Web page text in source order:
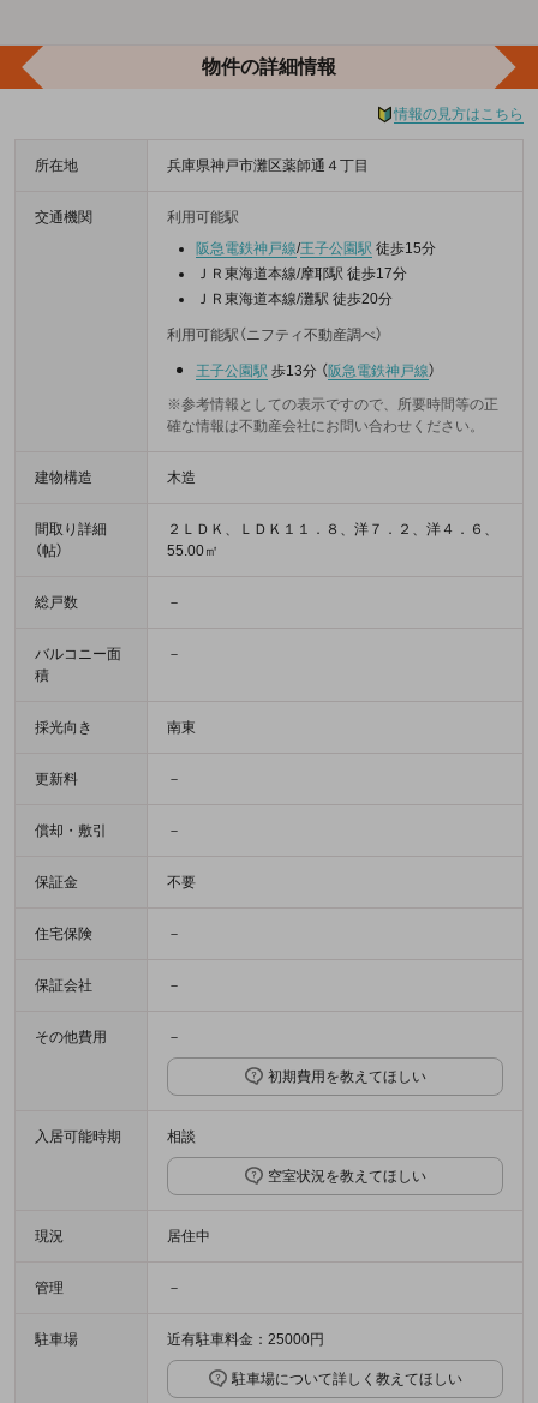
物件の詳細情報
情報の見方はこちら
所在地 兵庫県神戸市灘区薬師通４丁目
交通機関
利用可能駅
阪急電鉄神戸線/王子公園駅 徒歩15分
ＪＲ東海道本線/摩耶駅 徒歩17分
ＪＲ東海道本線/灘駅 徒歩20分
利用可能駅（ニフティ不動産調べ）
王子公園駅 歩13分 （阪急電鉄神戸線）
※参考情報としての表示ですので、所要時間等の正
確な情報は不動産会社にお問い合わせください。
建物構造 木造
間取り詳細
（帖）
２ＬＤＫ、ＬＤＫ１１．８、洋７．２、洋４．６、
55.00㎡
総戸数 －
バルコニー面
積
－
採光向き 南東
更新料 －
償却・敷引 －
保証金 不要
住宅保険 －
保証会社 －
その他費用 －
初期費用を教えてほしい
入居可能時期 相談
空室状況を教えてほしい
現況 居住中
管理 －
駐車場 近有駐車料金：25000円
駐車場について詳しく教えてほしい